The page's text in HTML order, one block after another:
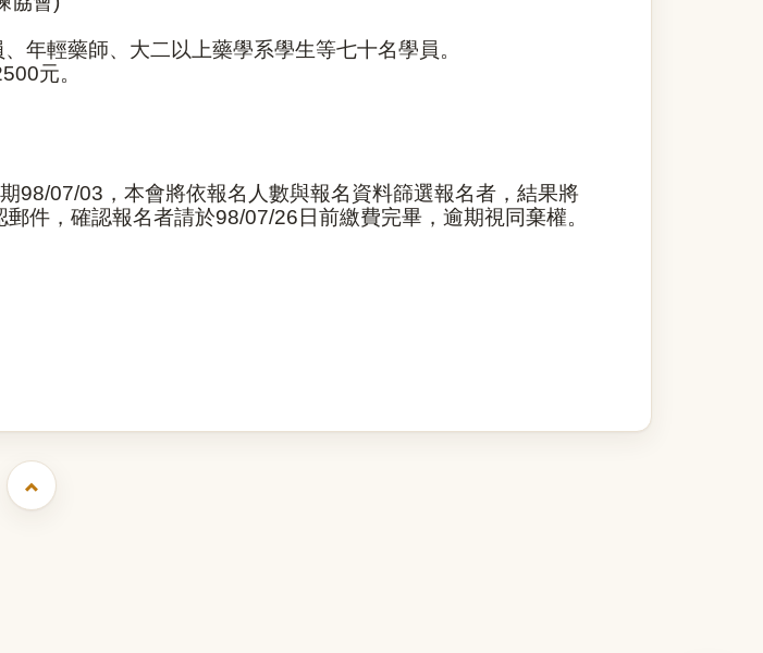
年輕藥師、大二以上藥學系學生等七十名學員。
元。
98/07/03 ，本會將依報名人數與報名資料篩選報名者，結果將
郵件，確認報名者請於98/07/26 日前繳費完畢，逾期視同棄權。